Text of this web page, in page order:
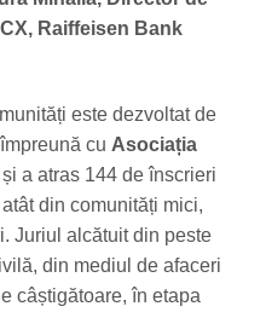
Raiffeisen Bank
este dezvoltat de
împreună cu Asociația
și a atras 144 de înscrieri
din comunități mici,
Juriul alcătuit din peste
din mediul de afaceri
câștigătoare, în etapa